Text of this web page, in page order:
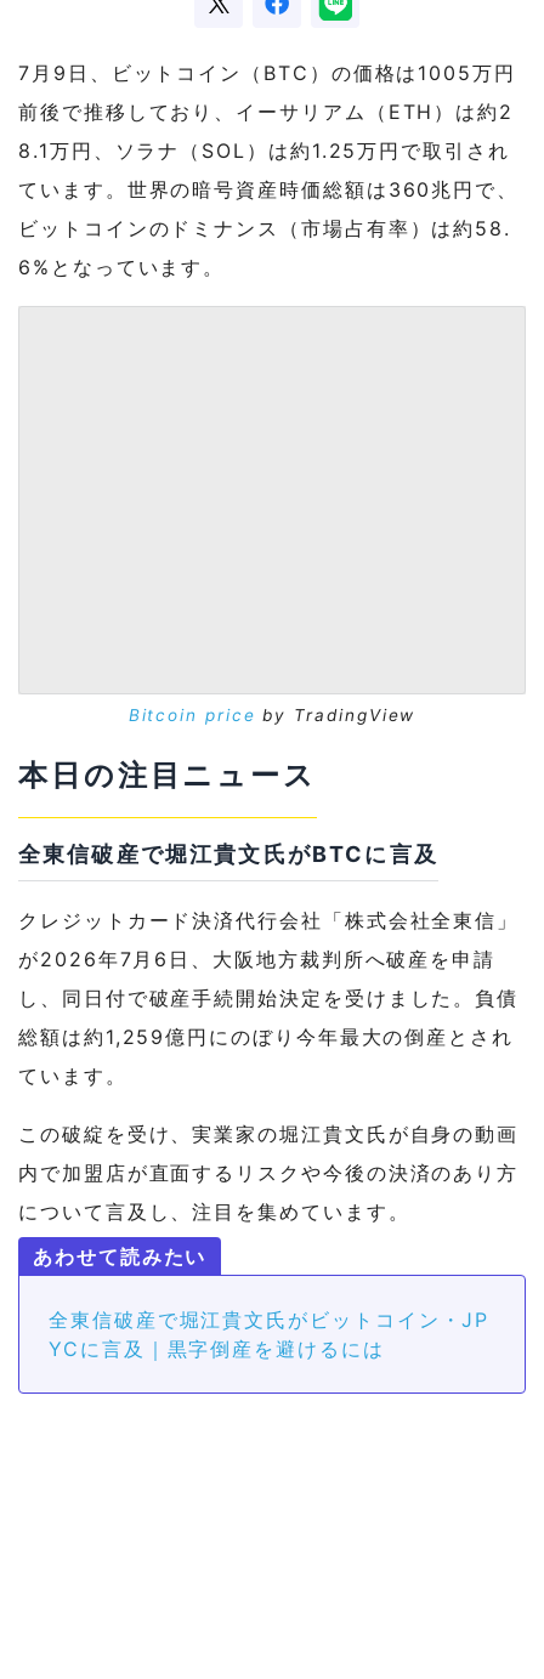
7月9日、ビットコイン（BTC）の価格は1005万円
前後で推移しており、イーサリアム（ETH）は約2
8.1万円、ソラナ（SOL）は約1.25万円で取引され
ています。世界の暗号資産時価総額は360兆円で、
ビットコインのドミナンス（市場占有率）は約58.
6%となっています。
Bitcoin price by TradingView
本日の注目ニュース
全東信破産で堀江貴文氏がBTCに言及
クレジットカード決済代行会社「株式会社全東信」
が2026年7月6日、大阪地方裁判所へ破産を申請
し、同日付で破産手続開始決定を受けました。負債
総額は約1,259億円にのぼり今年最大の倒産とされ
ています。
この破綻を受け、実業家の堀江貴文氏が自身の動画
内で加盟店が直面するリスクや今後の決済のあり方
について言及し、注目を集めています。
全東信破産で堀江貴文氏がビットコイン・JP
YCに言及｜黒字倒産を避けるには